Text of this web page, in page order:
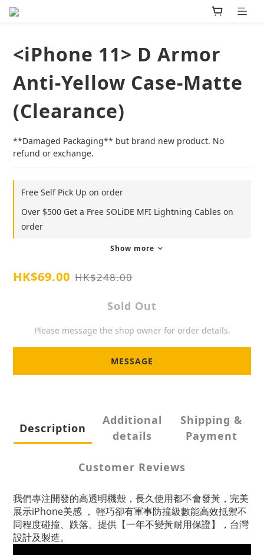
<iPhone 11> D Armor
Anti-Yellow Case-Matte
(Clearance)
**Damaged Packaging** but brand new product. No
refund or exchange.
Free Self Pick Up on order
Over $500 Get a Free SOLiDE MFI Lightning Cables on
order
Show more
HK$69.00 HK$248.00
Sold Out
Please message the shop owner for order details.
MESSAGE
Description
Additional
details
Shipping &
Payment
Customer Reviews
我們專注開發的高透明機殼，長久使用都不會發黃，完美
展示iPhone美感 ， 輕巧卻有軍事防撞級數能高效抵禦不
同程度碰撞、跌落。提供【一年不變黃耐用保證】，台灣
設計及製造。